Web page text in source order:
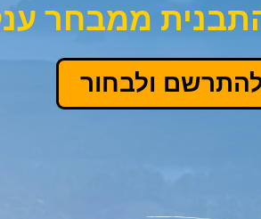
ממבחר
ולבחור